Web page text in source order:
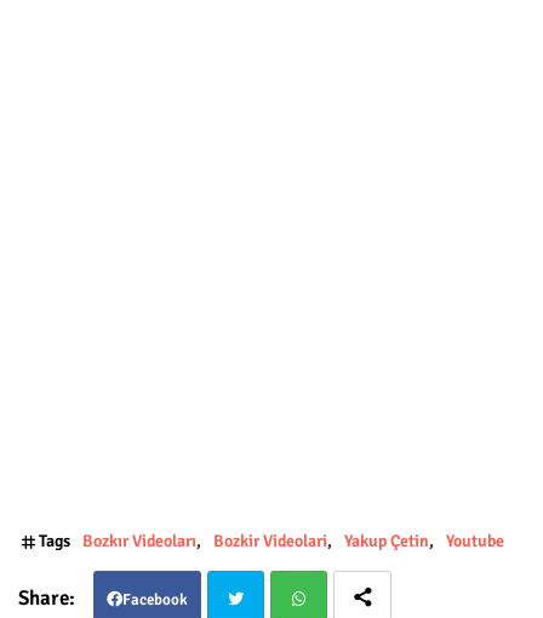
Tags Bozkır Videoları Bozkir Videolari Yakup Çetin Youtube
Facebook